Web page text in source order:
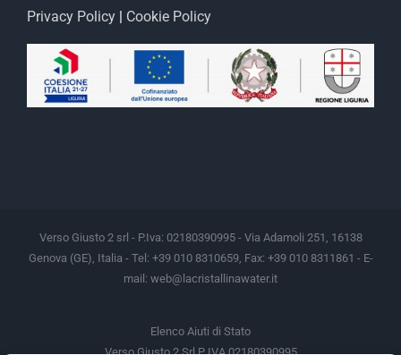
Privacy Policy Cookie Policy
Verso Giusto 2 srl - P.Iva: 02180390995 - Via Adamoli 251, 16138
Genova (GE), Italia - Tel: +39 010 8310659, Fax: +39 010 8311861 - E-
mail: web@lacristallinawater.it
Elenco Aiuti di Stato
Verso Giusto 2 Srl P IVA 02180390995